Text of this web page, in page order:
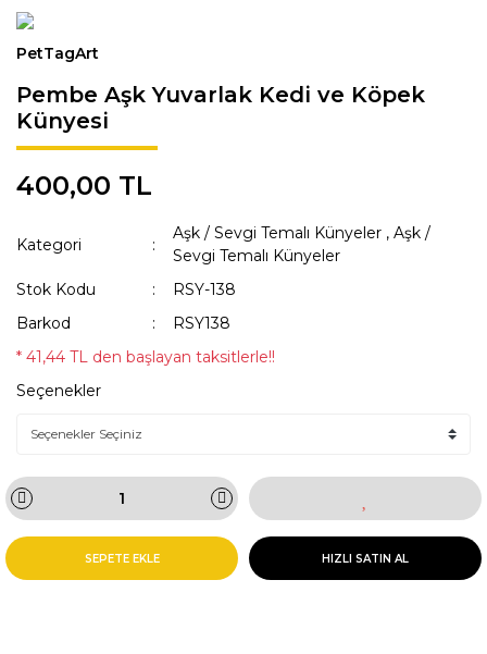
PetTagArt
Pembe Aşk Yuvarlak Kedi ve Köpek
Künyesi
400,00 TL
Kategori
Aşk / Sevgi Temalı Künyeler ,Aşk /
Sevgi Temalı Künyeler
Stok Kodu
RSY-138
Barkod
RSY138
* 41,44 TL den başlayan taksitlerle!!
Seçenekler
SEPETE EKLE HIZLI SATIN AL